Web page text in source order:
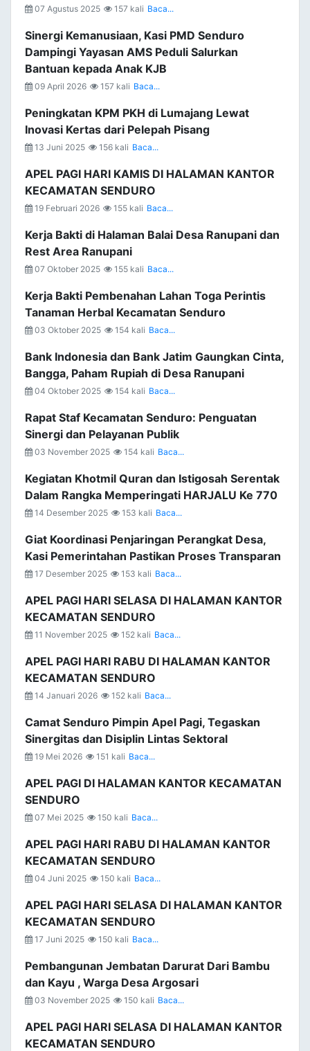
07 Agustus 2025 157 kali Baca...
Sinergi Kemanusiaan, Kasi PMD Senduro
Dampingi Yayasan AMS Peduli Salurkan
Bantuan kepada Anak KJB
09 April 2026 157 kali Baca...
Peningkatan KPM PKH di Lumajang Lewat
Inovasi Kertas dari Pelepah Pisang
13 Juni 2025 156 kali Baca...
APEL PAGI HARI KAMIS DI HALAMAN KANTOR
KECAMATAN SENDURO
19 Februari 2026 155 kali Baca...
Kerja Bakti di Halaman Balai Desa Ranupani dan
Rest Area Ranupani
07 Oktober 2025 155 kali Baca...
Kerja Bakti Pembenahan Lahan Toga Perintis
Tanaman Herbal Kecamatan Senduro
03 Oktober 2025 154 kali Baca...
Bank Indonesia dan Bank Jatim Gaungkan Cinta,
Bangga, Paham Rupiah di Desa Ranupani
04 Oktober 2025 154 kali Baca...
Rapat Staf Kecamatan Senduro: Penguatan
Sinergi dan Pelayanan Publik
03 November 2025 154 kali Baca...
Kegiatan Khotmil Quran dan Istigosah Serentak
Dalam Rangka Memperingati HARJALU Ke 770
14 Desember 2025 153 kali Baca...
Giat Koordinasi Penjaringan Perangkat Desa,
Kasi Pemerintahan Pastikan Proses Transparan
17 Desember 2025 153 kali Baca...
APEL PAGI HARI SELASA DI HALAMAN KANTOR
KECAMATAN SENDURO
11 November 2025 152 kali Baca...
APEL PAGI HARI RABU DI HALAMAN KANTOR
KECAMATAN SENDURO
14 Januari 2026 152 kali Baca...
Camat Senduro Pimpin Apel Pagi, Tegaskan
Sinergitas dan Disiplin Lintas Sektoral
19 Mei 2026 151 kali Baca...
APEL PAGI DI HALAMAN KANTOR KECAMATAN
SENDURO
07 Mei 2025 150 kali Baca...
APEL PAGI HARI RABU DI HALAMAN KANTOR
KECAMATAN SENDURO
04 Juni 2025 150 kali Baca...
APEL PAGI HARI SELASA DI HALAMAN KANTOR
KECAMATAN SENDURO
17 Juni 2025 150 kali Baca...
Pembangunan Jembatan Darurat Dari Bambu
dan Kayu , Warga Desa Argosari
03 November 2025 150 kali Baca...
APEL PAGI HARI SELASA DI HALAMAN KANTOR
KECAMATAN SENDURO